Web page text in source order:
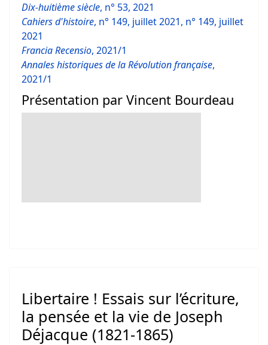
Dix-huitième siècle, n° 53, 2021
Cahiers d'histoire, n° 149, juillet 2021, n° 149, juillet
2021
Francia Recensio, 2021/1
Annales historiques de la Révolution française,
2021/1
Présentation par Vincent Bourdeau
Libertaire ! Essais sur l’écriture,
la pensée et la vie de Joseph
Déjacque (1821-1865)